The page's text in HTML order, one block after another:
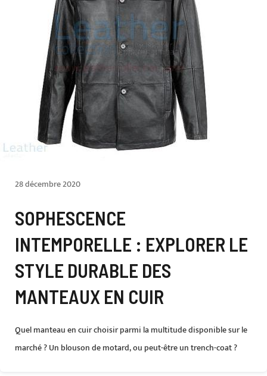
28 décembre 2020
SOPHESCENCE
INTEMPORELLE : EXPLORER LE
STYLE DURABLE DES
MANTEAUX EN CUIR
Quel manteau en cuir choisir parmi la multitude disponible sur le
marché ? Un blouson de motard, ou peut-être un trench-coat ?